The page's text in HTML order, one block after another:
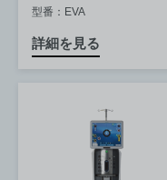
型番：EVA
詳細を見る